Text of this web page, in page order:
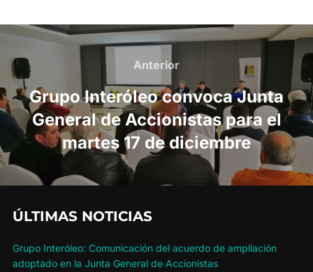
Navegación
de
entradas
Anterior
Anterior
Grupo Interóleo convoca Junta
General de Accionistas para el
martes 17 de diciembre
ÚLTIMAS NOTICIAS
Grupo Interóleo: Comunicación del acuerdo de ampliación
adoptado en la Junta General de Accionistas